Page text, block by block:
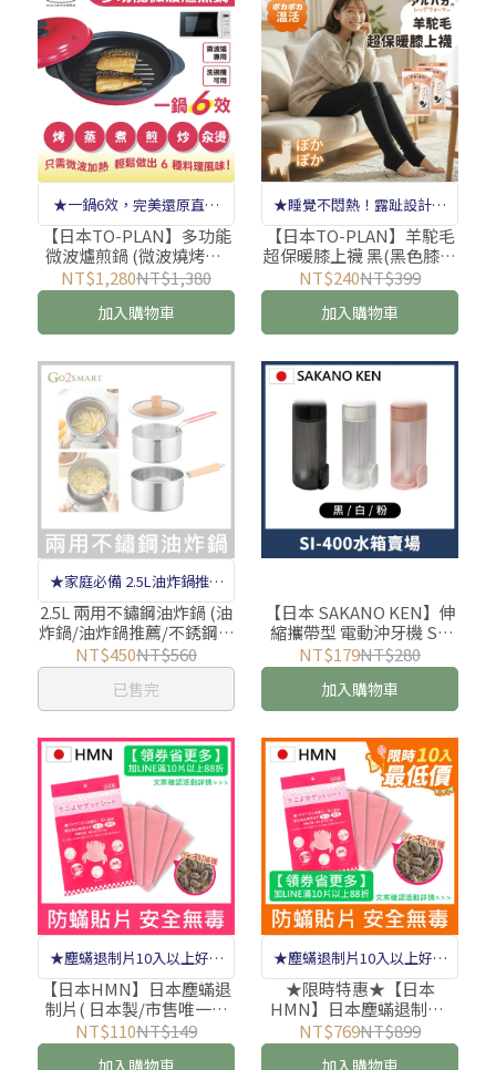
★一鍋6效，完美還原直火
風味，徹底告別油煙★
【日本TO-PLAN】多功能
微波爐煎鍋 (微波燒烤盤/
微波加熱盤/微波爐烤箱盤/
微波爐脆皮鍋)
NT$1,280NT$1,380
加入購物車
★睡覺不悶熱！露趾設計，
只留暖意不留束縛★
【日本TO-PLAN】羊駝毛
超保暖膝上襪 黑(黑色膝上
襪/膝上襪穿搭/過膝襪/過
膝長襪穿搭/膝上襪推薦/羊
駝毛)
NT$240NT$399
加入購物車
★家庭必備 2.5L油炸鍋推薦
★
2.5L 兩用不鏽鋼油炸鍋 (油
炸鍋/油炸鍋推薦/不銹鋼油
炸鍋/牛奶鍋/家用油炸鍋/
個人油炸鍋)
NT$450NT$560
已售完
【日本 SAKANO KEN】伸
縮攜帶型 電動沖牙機 SI-
400水箱(沖牙機/洗牙器/潔
牙機/噴牙機)
NT$179NT$280
加入購物車
★塵蟎退制片10入以上好友
專屬88折★
【日本HMN】日本塵蟎退
制片( 日本製/市售唯一日
本醫大測試/防蟎貼片/蟎不
住/塵蹣誘捕貼/防蟎片/防
NT$110NT$149
加入購物車
★塵蟎退制片10入以上好友
專屬88折★
★限時特惠★【日本
HMN】日本塵蟎退制片(
日本製/市售唯一日本醫大
測試/防蟎貼片/蟎不住/塵
NT$769NT$899
加入購物車